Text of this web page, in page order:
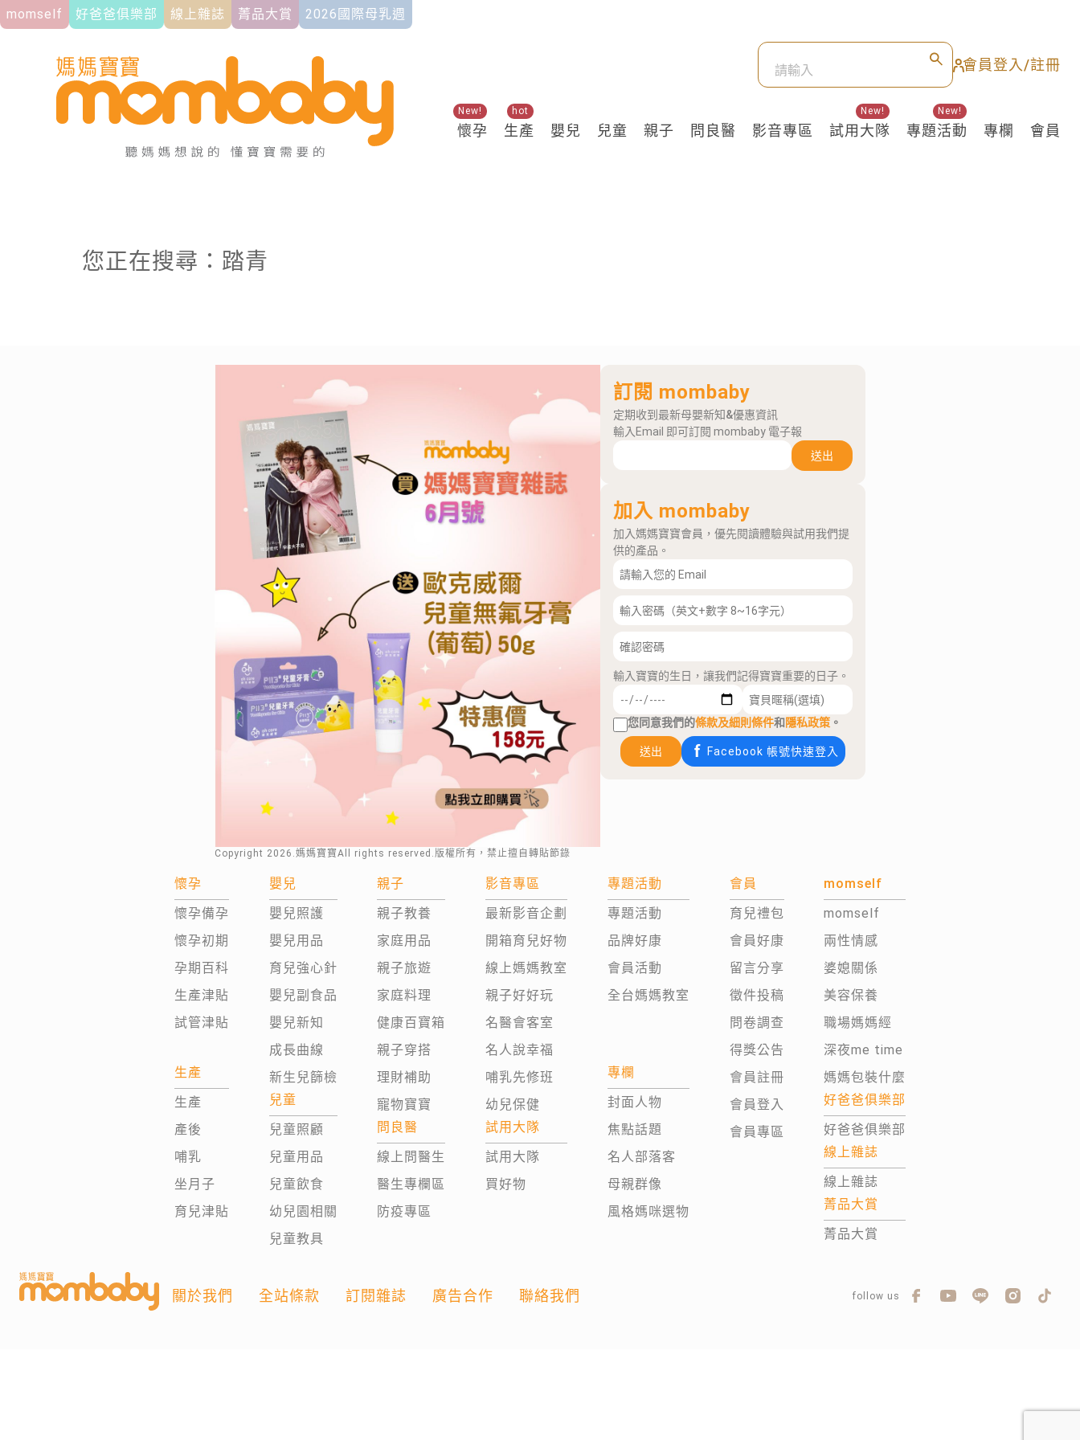
momself 好爸爸俱樂部 線上雜誌 菁品大賞 2026國際母乳週
會員登入/註冊
懷孕
New!
生產
hot
嬰兒 兒童 親子 問良醫 影音專區 試用大隊
New!
專題活動
New!
專欄 會員
關鍵熱搜
您正在搜尋：踏青
Copyright 2026 .媽媽寶寶All rights reserved.版權所有，禁止擅自轉貼節錄
訂閱 mombaby
定期收到最新母嬰新知&優惠資訊
輸入Email 即可訂閱 mombaby 電子報
送出
加入 mombaby
加入媽媽寶寶會員，優先閱讀體驗與試用我們提
供的產品。
輸入寶寶的生日，讓我們記得寶寶重要的日子。
您同意我們的條款及細則條件和隱私政策 。
送出 Facebook 帳號快速登入
懷孕
懷孕備孕
懷孕初期
孕期百科
生產津貼
試管津貼
生產
生產
產後
哺乳
坐月子
育兒津貼
嬰兒
嬰兒照護
嬰兒用品
育兒強心針
嬰兒副食品
嬰兒新知
成長曲線
新生兒篩檢
兒童
兒童照顧
兒童用品
兒童飲食
幼兒園相關
兒童教具
親子
親子教養
家庭用品
親子旅遊
家庭料理
健康百寶箱
親子穿搭
理財補助
寵物寶寶
問良醫
線上問醫生
醫生專欄區
防疫專區
影音專區
最新影音企劃
開箱育兒好物
線上媽媽教室
親子好好玩
名醫會客室
名人說幸福
哺乳先修班
幼兒保健
試用大隊
試用大隊
買好物
專題活動
專題活動
品牌好康
會員活動
全台媽媽教室
專欄
封面人物
焦點話題
名人部落客
母親群像
風格媽咪選物
會員
育兒禮包
會員好康
留言分享
徵件投稿
問卷調查
得獎公告
會員註冊
會員登入
會員專區
momself
momself
兩性情感
婆媳關係
美容保養
職場媽媽經
深夜me time
媽媽包裝什麼
好爸爸俱樂部
好爸爸俱樂部
線上雜誌
線上雜誌
菁品大賞
菁品大賞
關於我們 全站條款 訂閱雜誌 廣告合作 聯絡我們 follow us